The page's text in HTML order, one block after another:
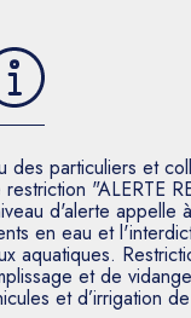
des particuliers et
"ALERTE
d'alerte appelle
en eau et
aquatiques.
et de
et d’irrigation